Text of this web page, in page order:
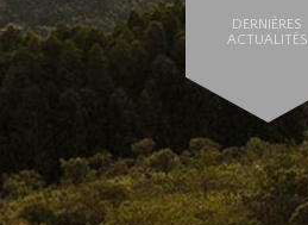
DERNIÈRES
ACTUALITÉS